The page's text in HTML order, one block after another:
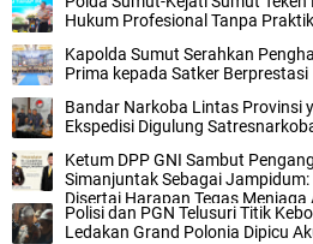
Hukum Profesional Tanpa
Kapolda Sumut Serahkan
Prima kepada Satker Berprestasi
Bandar Narkoba Lintas Provinsi
Ekspedisi Digulung
Ketum DPP GNI Sambut
Simanjuntak Sebagai
Disertai Harapan Tegas Menjaga
Polisi dan PGN Telusuri Titik
Ledakan Grand Polonia Dipicu